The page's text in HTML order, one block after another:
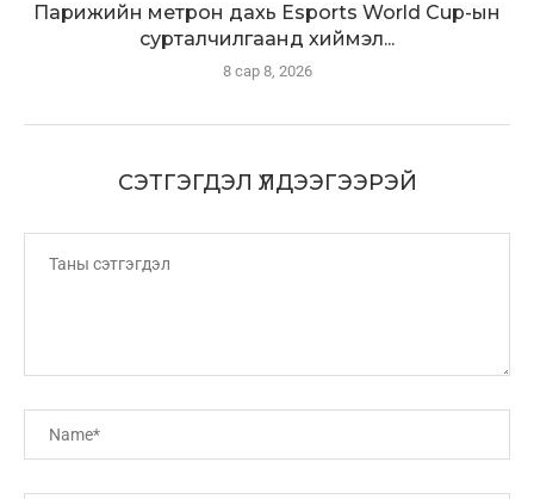
Парижийн метрон дахь Esports World Cup-ын
сурталчилгаанд хиймэл...
8 сар 8, 2026
СЭТГЭГДЭЛ ҮЛДЭЭГЭЭРЭЙ